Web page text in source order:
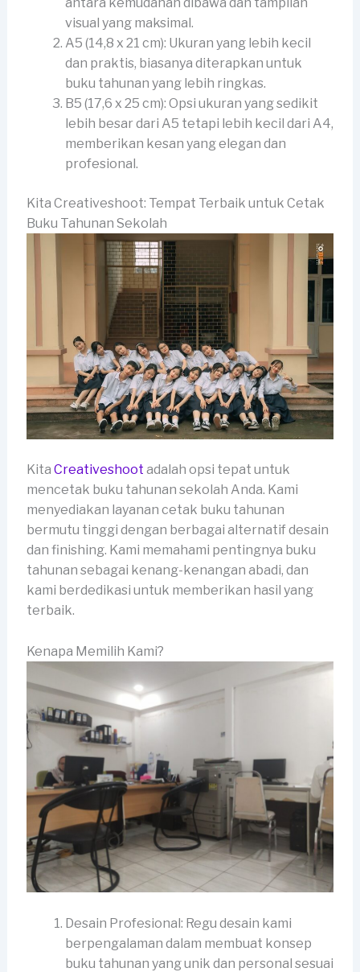
antara kemudahan dibawa dan tampilan
visual yang maksimal.
A5 (14,8 x 21 cm): Ukuran yang lebih kecil
dan praktis, biasanya diterapkan untuk
buku tahunan yang lebih ringkas.
B5 (17,6 x 25 cm): Opsi ukuran yang sedikit
lebih besar dari A5 tetapi lebih kecil dari A4,
memberikan kesan yang elegan dan
profesional.
Kita Creativeshoot: Tempat Terbaik untuk Cetak
Buku Tahunan Sekolah
Kita Creativeshoot adalah opsi tepat untuk
mencetak buku tahunan sekolah Anda. Kami
menyediakan layanan cetak buku tahunan
bermutu tinggi dengan berbagai alternatif desain
dan finishing. Kami memahami pentingnya buku
tahunan sebagai kenang-kenangan abadi, dan
kami berdedikasi untuk memberikan hasil yang
terbaik.
Kenapa Memilih Kami?
Desain Profesional: Regu desain kami
berpengalaman dalam membuat konsep
buku tahunan yang unik dan personal sesuai